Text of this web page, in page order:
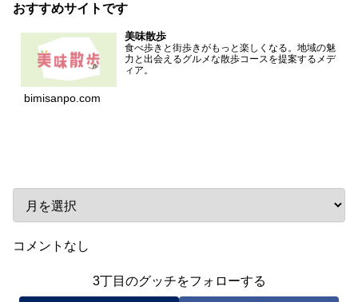
おすすめサイトです
美味散歩
食べ歩きと街歩きがもっと楽しくなる。地域の魅
力と出会えるグルメな散歩コースを提案するメデ
ィア。
bimisanpo.com
コメントなし
3丁目のグッチをフォローする